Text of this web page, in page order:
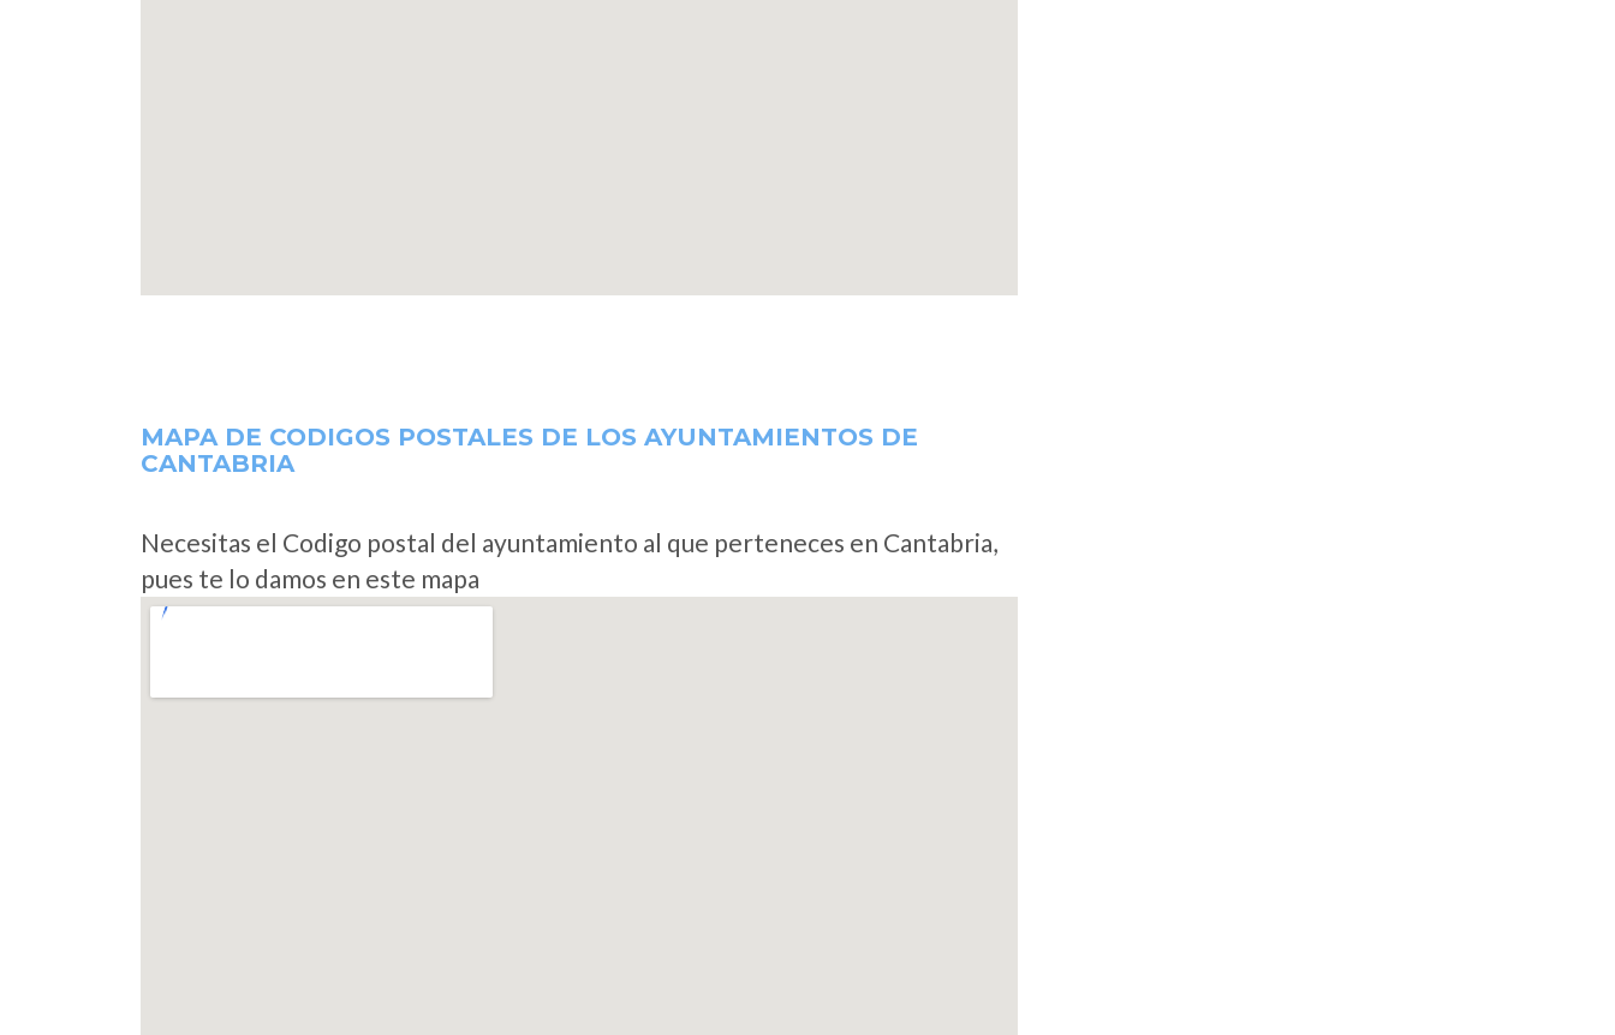
MAPA DE CODIGOS POSTALES DE LOS AYUNTAMIENTOS DE
CANTABRIA
Necesitas el Codigo postal del ayuntamiento al que perteneces en Cantabria,
pues te lo damos en este mapa